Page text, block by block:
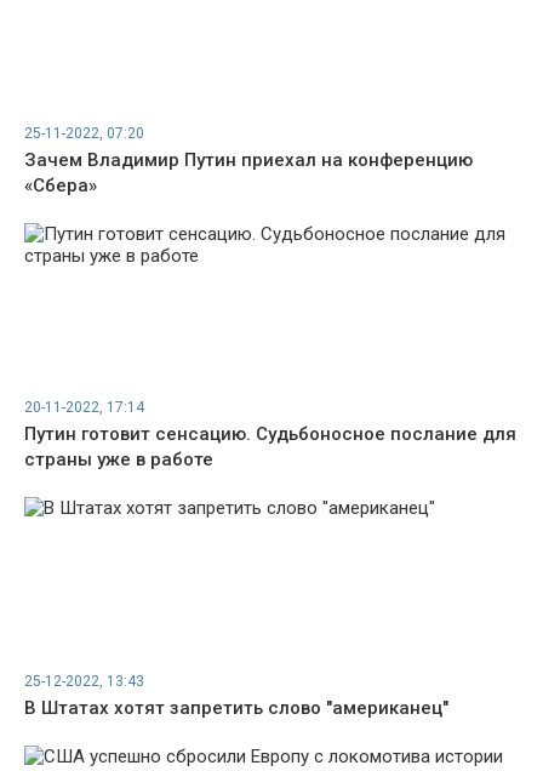
25-11-2022, 07:20
Зачем Владимир Путин приехал на конференцию
«Сбера»
20-11-2022, 17:14
Путин готовит сенсацию. Судьбоносное послание для
страны уже в работе
25-12-2022, 13:43
В Штатах хотят запретить слово "американец"